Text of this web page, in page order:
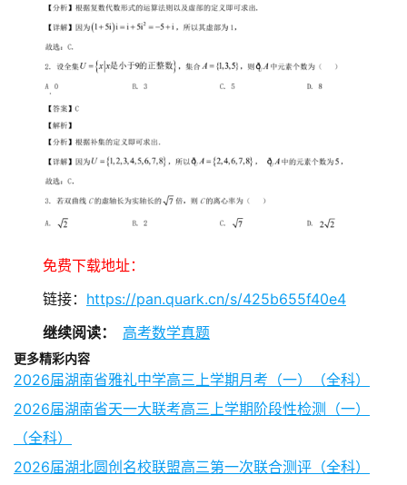
免费下载地址：
链接： https://pan.quark.cn/s/425b655f40e4
继续阅读：
高考数学真题
更多精彩内容
2026届湖南省雅礼中学高三上学期月考（一）（全科）
2026届湖南省天一大联考高三上学期阶段性检测（一）
（全科）
2026届湖北圆创名校联盟高三第一次联合测评（全科）